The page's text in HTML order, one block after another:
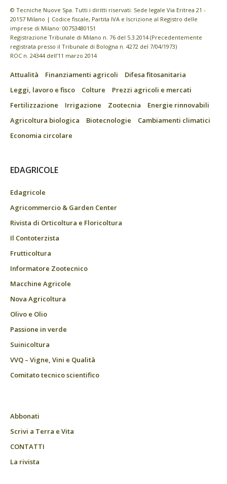
© Tecniche Nuove Spa. Tutti i diritti riservati. Sede legale Via Eritrea 21 -
20157 Milano | Codice fiscale, Partita IVA e Iscrizione al Registro delle
imprese di Milano: 00753480151
Registrazione Tribunale di Milano n. 76 del 5.3.2014 (Precedentemente
registrata presso il Tribunale di Bologna n. 4272 del 7/04/1973)
ROC n. 24344 dell’11 marzo 2014
Attualità Finanziamenti agricoli
Difesa fitosanitaria
Leggi, lavoro e fisco
Colture
Prezzi agricoli e mercati
Fertilizzazione
Irrigazione Zootecnia
Energie rinnovabili
Agricoltura biologica
Biotecnologie
Cambiamenti climatici
Economia circolare
EDAGRICOLE
Edagricole
Agricommercio & Garden Center
Rivista di Orticoltura e Floricoltura
Il Contoterzista
Frutticoltura
Informatore Zootecnico
Macchine Agricole
Nova Agricoltura
Olivo e Olio
Passione in verde
Suinicoltura
VVQ – Vigne, Vini e Qualità
Comitato tecnico scientifico
Abbonati
Scrivi a Terra e Vita
CONTATTI
La rivista